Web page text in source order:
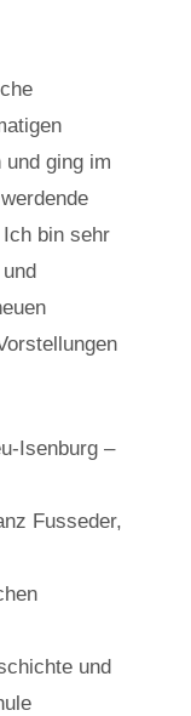
ging im
bin sehr
Isenburg –
Fusseder,
und